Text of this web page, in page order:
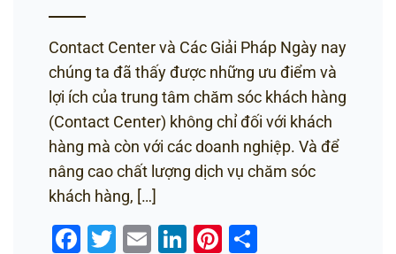
Contact Center và Các Giải Pháp Ngày nay
chúng ta đã thấy được những ưu điểm và
lợi ích của trung tâm chăm sóc khách hàng
(Contact Center) không chỉ đối với khách
hàng mà còn với các doanh nghiệp. Và để
nâng cao chất lượng dịch vụ chăm sóc
khách hàng, […]
Facebook
Twitter
EmailLinkedIn
Pinterest